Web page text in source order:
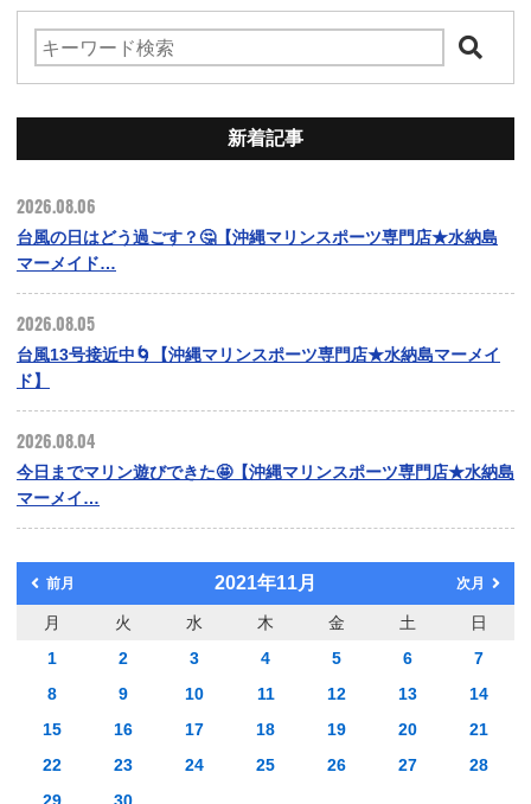
新着記事
2026.08.06
台風の日はどう過ごす？🤔【沖縄マリンスポーツ専門店★水納島
マーメイド…
2026.08.05
台風13号接近中🌀【沖縄マリンスポーツ専門店★水納島マーメイ
ド】
2026.08.04
今日までマリン遊びできた🤩【沖縄マリンスポーツ専門店★水納島
マーメイ…
前月 2021年11月 次月
月 火 水 木 金 土
日
1
2 3 4 5 6
7
8
9 10 11 12 13
14
15
16 17 18 19 20
21
22
23 24 25 26 27
28
29
30